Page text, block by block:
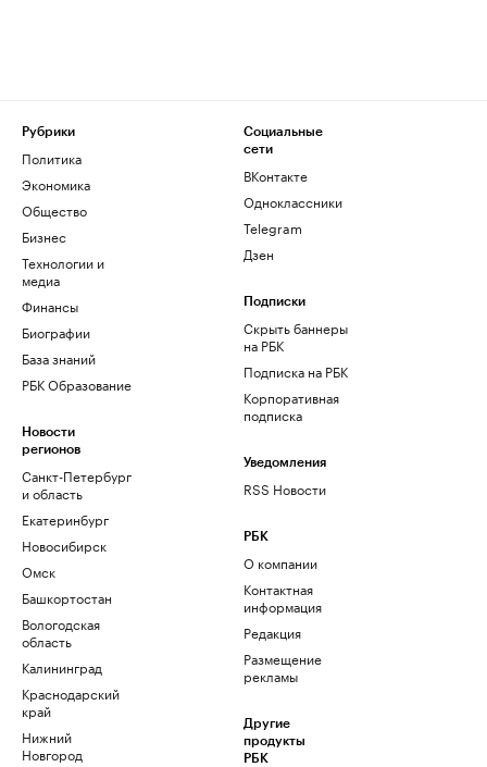
Рубрики
Политика
Экономика
Общество
Бизнес
Технологии и
медиа
Финансы
Биографии
База знаний
РБК Образование
Новости
регионов
Санкт-Петербург
и область
Екатеринбург
Новосибирск
Омск
Башкортостан
Вологодская
область
Калининград
Краснодарский
край
Нижний
Новгород
Социальные
сети
ВКонтакте
Одноклассники
Telegram
Дзен
Подписки
Скрыть баннеры
на РБК
Подписка на РБК
Корпоративная
подписка
Уведомления
RSS Новости
РБК
О компании
Контактная
информация
Редакция
Размещение
рекламы
Другие
продукты
РБК